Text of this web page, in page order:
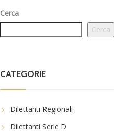
Cerca
Cerca
CATEGORIE
Dilettanti Regionali
Dilettanti Serie D